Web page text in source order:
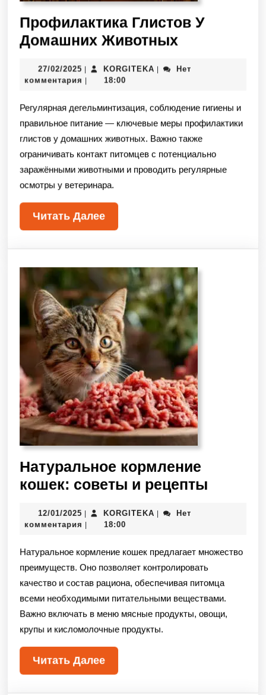
Профилактика Глистов У
Домашних Животных
27/02/2025 | KORGITEKA |
Нет
комментария | 18:00
Регулярная дегельминтизация, соблюдение гигиены и
правильное питание — ключевые меры профилактики
глистов у домашних животных. Важно также
ограничивать контакт питомцев с потенциально
заражёнными животными и проводить регулярные
осмотры у ветеринара.
Читать Далее
Натуральное кормление
кошек: советы и рецепты
12/01/2025 KORGITEKA
Нет
комментария
18:00
Натуральное кормление кошек предлагает множество
преимуществ. Оно позволяет контролировать
качество и состав рациона, обеспечивая питомца
всеми необходимыми питательными веществами.
Важно включать в меню мясные продукты, овощи,
крупы и кисломолочные продукты.
Читать Далее